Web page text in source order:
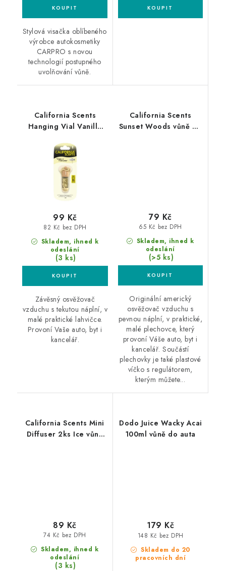
Stylová visačka oblíbeného
výrobce autokosmetiky
CARPRO s novou
technologií postupného
uvolňování vůně.
California Scents
Hanging Vial Vanilla
Skladem, ihned k
odeslání
(3 ks)
82 Kč bez DPH
99 Kč
Závěsný osvěžovač
vzduchu s tekutou náplní, v
malé praktické lahvičce.
Provoní Vaše auto, byt i
kancelář.
California Scents
Sunset Woods vůně do
Skladem, ihned k
odeslání
(>5 ks)
65 Kč bez DPH
79 Kč
Originální americký
osvěžovač vzduchu s
pevnou náplní, v praktické,
malé plechovce, který
provoní Váše auto, byt i
kancelář. Součástí
plechovky je také plastové
víčko s regulátorem,
kterým můžete...
California Scents Mini
Diffuser 2ks Ice vůně
Skladem, ihned k
odeslání
(3 ks)
74 Kč bez DPH
89 Kč
Dodo Juice Wacky Acai
100ml vůně do auta
Skladem do 20
pracovních dní
148 Kč bez DPH
179 Kč